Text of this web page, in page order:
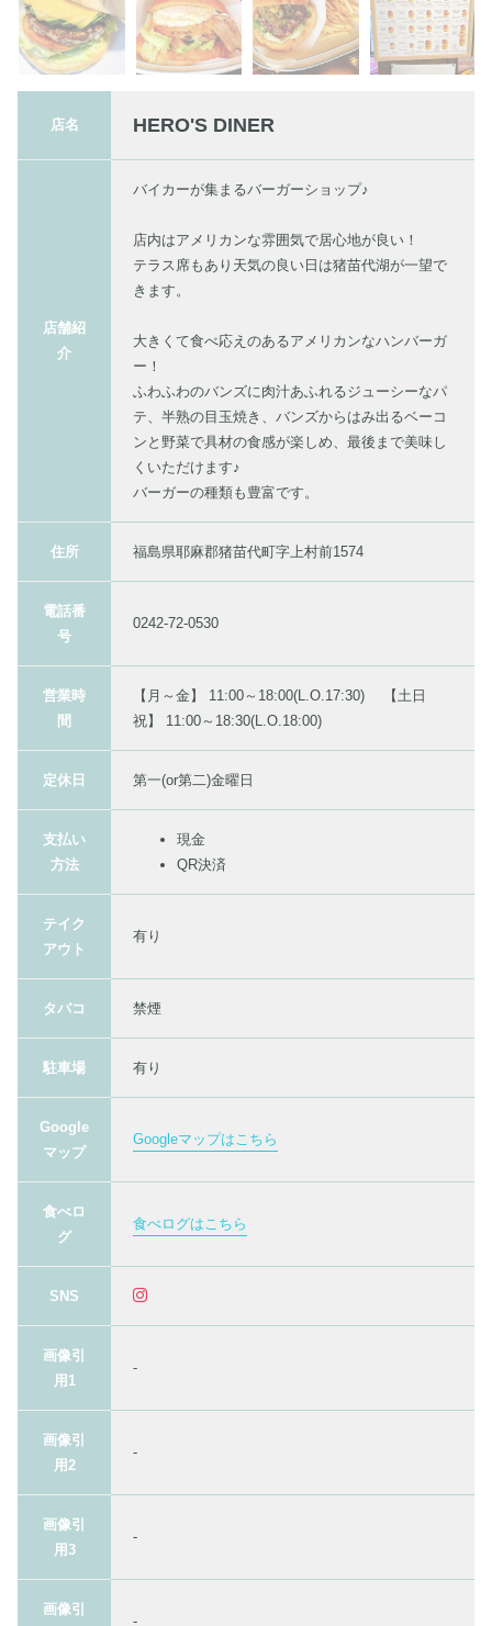
店名 HERO'S DINER
店舗紹
介
バイカーが集まるバーガーショップ♪
店内はアメリカンな雰囲気で居心地が良い！
テラス席もあり天気の良い日は猪苗代湖が一望で
きます。
大きくて食べ応えのあるアメリカンなハンバーガ
ー！
ふわふわのバンズに肉汁あふれるジューシーなパ
テ、半熟の目玉焼き、バンズからはみ出るベーコ
ンと野菜で具材の食感が楽しめ、最後まで美味し
くいただけます♪
バーガーの種類も豊富です。
住所 福島県耶麻郡猪苗代町字上村前1574
電話番
号
0242-72-0530
営業時
間
【月～金】 11:00～18:00(L.O.17:30) 【土日
祝】 11:00～18:30(L.O.18:00)
定休日 第一(or第二)金曜日
支払い
方法
現金
QR決済
テイク
アウト
有り
タバコ 禁煙
駐車場 有り
Google
マップ
Googleマップはこちら
食べロ
グ
食べログはこちら
SNS
画像引
用1
-
画像引
用2
-
画像引
用3
-
画像引
-